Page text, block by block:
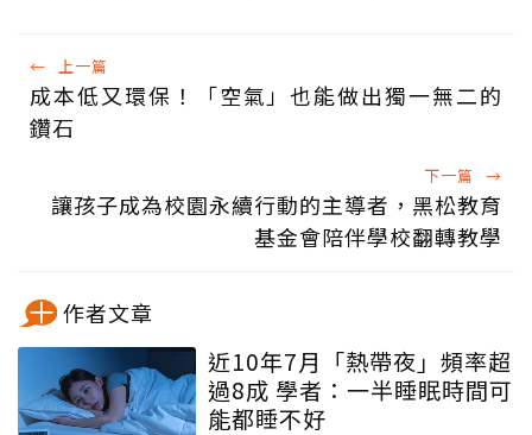
← 上一篇
成本低又環保！「空氣」也能做出獨一無二的
鑽石
下一篇 →
讓孩子成為校園永續行動的主導者，黑松教育
基金會陪伴學校翻轉教學
作者文章
近10年7月「熱帶夜」頻率超
過8成 學者：一半睡眠時間可
能都睡不好